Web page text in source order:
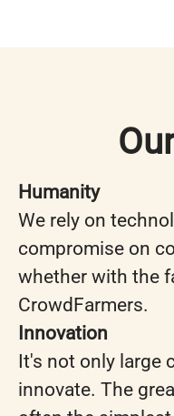
Humanity
We rely on
compromise on
whether with the
CrowdFarmers.
Innovation
It's not only large
innovate. The